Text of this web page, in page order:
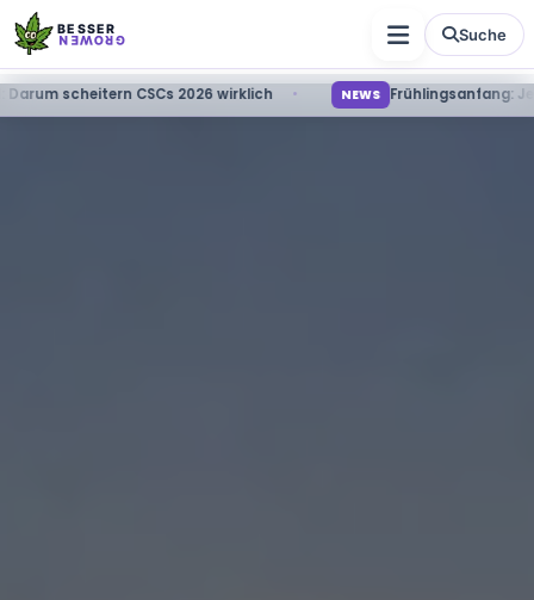
BESSER
GROWEN Suche
Darum scheitern CSCs 2026 wirklich NEWS Frühlingsanfang: